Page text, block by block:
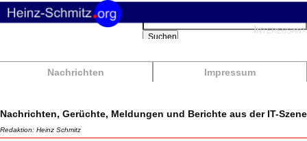
Nachrichten Impressum
Suchbegriffe
Suchen
Nachrichten, Gerüchte, Meldungen und Berichte aus der IT-Szene
Redaktion: Heinz Schmitz